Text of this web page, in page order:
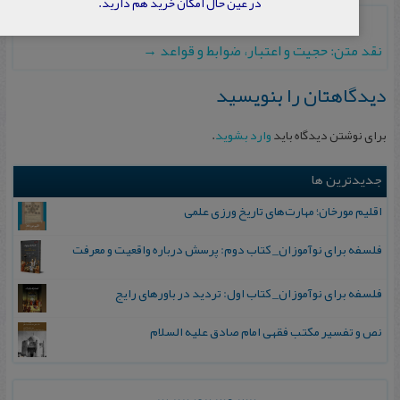
نقد متن: حجیت و اعتبار، ضوابط و قواعد →
دیدگاهتان را بنویسید
برای نوشتن دیدگاه بایدوارد بشوید.
جدیدترین ها
اقلیم مورخان؛ مهارت‌های تاریخ ورزی علمی
فلسفه برای نوآموزان_ کتاب دوم: پرسش درباره واقعیت و معرفت
فلسفه برای نوآموزان_ کتاب اول: تردید در باورهای رایج
نص و تفسیر مکتب فقهی امام صادق علیه السلام